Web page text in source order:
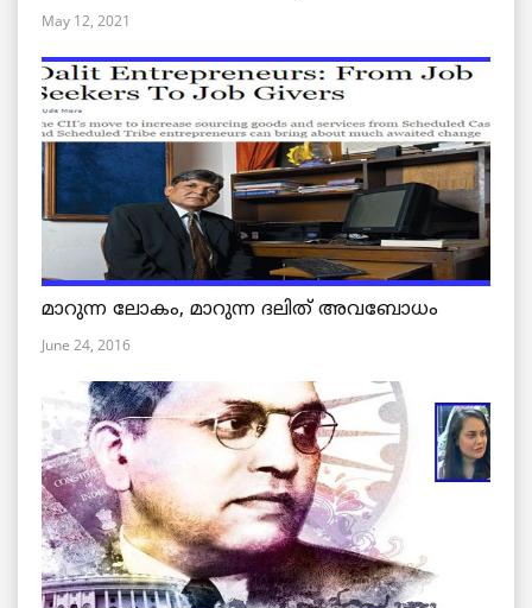
May 12, 2021
മാറുന്ന ലോകം, മാറുന്ന ദലിത് അവബോധം
June 24, 2016